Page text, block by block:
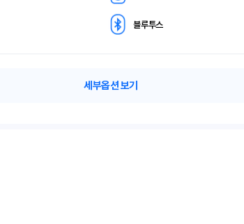
블루투스
세부옵션 보기